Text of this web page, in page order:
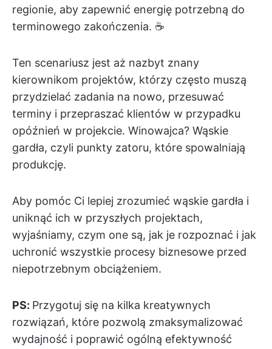
regionie, aby zapewnić energię potrzebną do
terminowego zakończenia. ☕
Ten scenariusz jest aż nazbyt znany
kierownikom projektów, którzy często muszą
przydzielać zadania na nowo, przesuwać
terminy i przepraszać klientów w przypadku
opóźnień w projekcie. Winowajca? Wąskie
gardła, czyli punkty zatoru, które spowalniają
produkcję.
Aby pomóc Ci lepiej zrozumieć wąskie gardła i
uniknąć ich w przyszłych projektach,
wyjaśniamy, czym one są, jak je rozpoznać i jak
uchronić wszystkie procesy biznesowe przed
niepotrzebnym obciążeniem.
PS: Przygotuj się na kilka kreatywnych
rozwiązań, które pozwolą zmaksymalizować
wydajność i poprawić ogólną efektywność